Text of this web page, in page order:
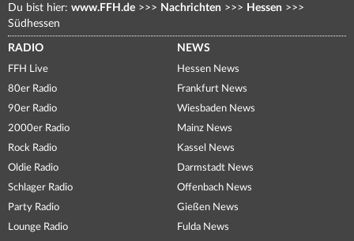
Du bist hier: www.FFH.de >>> Nachrichten >>> Hessen >>>
Südhessen
RADIO
FFH Live
80er Radio
90er Radio
2000er Radio
Rock Radio
Oldie Radio
Schlager Radio
Party Radio
Lounge Radio
NEWS
Hessen News
Frankfurt News
Wiesbaden News
Mainz News
Kassel News
Darmstadt News
Offenbach News
Gießen News
Fulda News